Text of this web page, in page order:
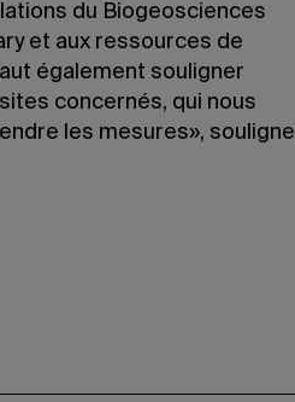
du Biogeosciences
et aux ressources de
également souligner
concernés, qui nous
les mesures», souligne